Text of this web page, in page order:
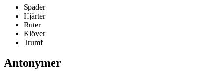
Spader
Hjärter
Ruter
Klöver
Trumf
Antonymer